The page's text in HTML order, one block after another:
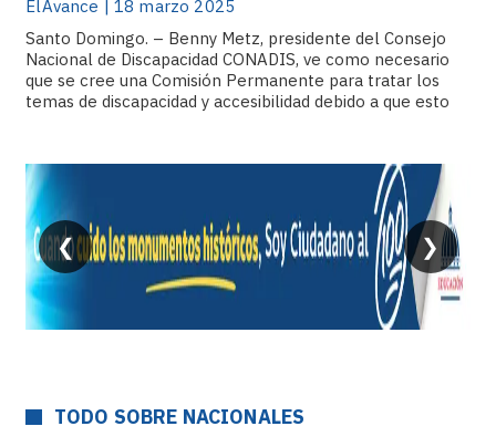
ElAvance | 18 marzo 2025
Santo Domingo. – Benny Metz, presidente del Consejo
Nacional de Discapacidad CONADIS, ve como necesario
que se cree una Comisión Permanente para tratar los
temas de discapacidad y accesibilidad debido a que esto
❮ ❯
TODO SOBRE NACIONALES